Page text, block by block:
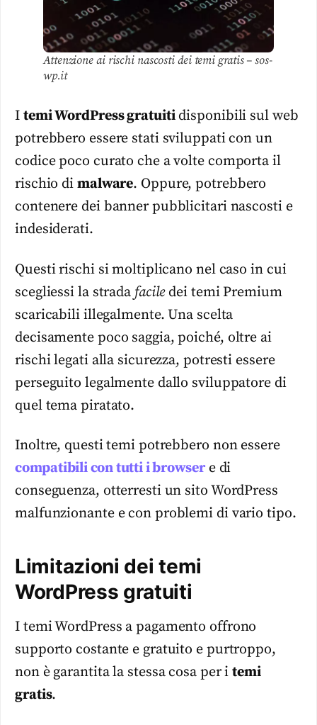
Attenzione ai rischi nascosti dei temi gratis – sos-
wp.it
I temi WordPress gratuitidisponibili sul web
potrebbero essere stati sviluppati con un
codice poco curato che a volte comporta il
rischio di malware. Oppure, potrebbero
contenere dei banner pubblicitari nascosti e
indesiderati.
Questi rischi si moltiplicano nel caso in cui
scegliessi la strada faciledei temi Premium
scaricabili illegalmente. Una scelta
decisamente poco saggia, poiché, oltre ai
rischi legati alla sicurezza, potresti essere
perseguito legalmente dallo sviluppatore di
quel tema piratato.
Inoltre, questi temi potrebbero non essere
compatibili con tutti i browsere di
conseguenza, otterresti un sito WordPress
malfunzionante e con problemi di vario tipo.
Limitazioni dei temi
WordPress gratuiti
I temi WordPress a pagamento offrono
supporto costante e gratuito e purtroppo,
non è garantita la stessa cosa per itemi
gratis.